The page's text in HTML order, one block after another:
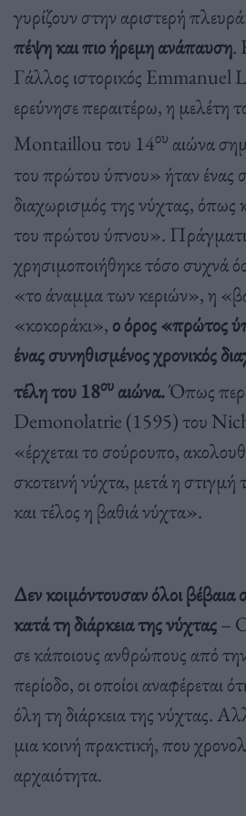
γυρίζουν στην αριστερή
πέψη και πιο ήρεμη ανάπαυση.
Γάλλος ιστορικός Emmanuel
ερεύνησε περαιτέρω, η μελέτη
Montaillou του 14ου αιώνα
του πρώτου ύπνου» ήταν ένας
διαχωρισμός της νύχτας,
του πρώτου ύπνου».
χρησιμοποιήθηκε τόσο συχνά
«το άναμμα των κεριών», η
«κοκοράκι», ο όρος «πρώτος
ένας συνηθισμένος χρονικός
τέλη του 18ου αιώνα.Όπως
Demonolatrie (1595) του
«έρχεται το σούρουπο,
σκοτεινή νύχτα, μετά η
και τέλος η βαθιά νύχτα».
Δεν κοιμόντουσαν όλοι βέβαια
κατά τη διάρκεια της νύχτας–
σε κάποιους ανθρώπους από
περίοδο, οι οποίοι αναφέρεται
όλη τη διάρκεια της νύχτας.
μια κοινή πρακτική, που
αρχαιότητα.